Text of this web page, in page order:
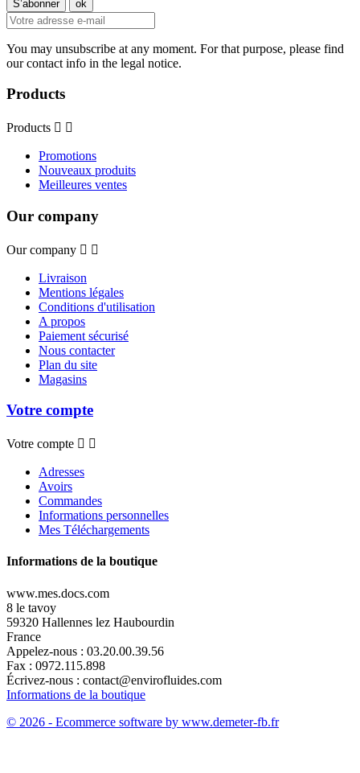
You may unsubscribe at any moment. For that purpose, please find
our contact info in the legal notice.
Products
Products  
Promotions
Nouveaux produits
Meilleures ventes
Our company
Our company  
Livraison
Mentions légales
Conditions d'utilisation
A propos
Paiement sécurisé
Nous contacter
Plan du site
Magasins
Votre compte
Votre compte  
Adresses
Avoirs
Commandes
Informations personnelles
Mes Téléchargements
Informations de la boutique
www.mes.docs.com
8 le tavoy
59320 Hallennes lez Haubourdin
France
Appelez-nous : 03.20.00.39.56
Fax : 0972.115.898
Écrivez-nous : contact@envirofluides.com
Informations de la boutique
© 2026 - Ecommerce software by www.demeter-fb.fr